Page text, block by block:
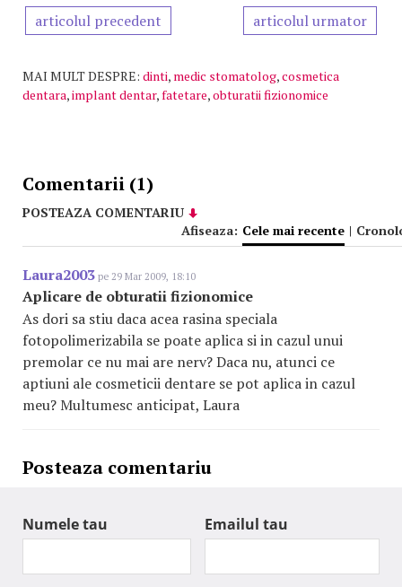
articolul precedent articolul urmator
MAI MULT DESPRE: dinti, medic stomatolog,cosmetica
dentara,implant dentar,fatetare,obturatii fizionomice
Comentarii (1)
POSTEAZA COMENTARIU
Afiseaza: Cele mai recente |
Laura2003 pe 29 Mar 2009, 18:10
Aplicare de obturatii fizionomice
As dori sa stiu daca acea rasina speciala
fotopolimerizabila se poate aplica si in cazul unui
premolar ce nu mai are nerv? Daca nu, atunci ce
aptiuni ale cosmeticii dentare se pot aplica in cazul
meu? Multumesc anticipat, Laura
Posteaza comentariu
Numele tau Emailul tau